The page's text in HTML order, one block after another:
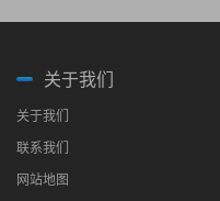
关于我们
关于我们
联系我们
网站地图